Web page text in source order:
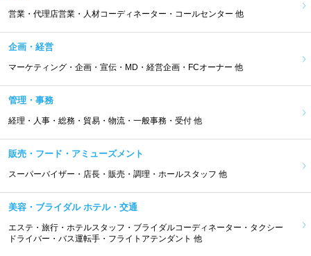
営業・代理店営業・人材コーディネーター・コールセンター 他
企画・経営
マーケティング・企画・宣伝・MD・経営企画・FCオーナー 他
管理・事務
経理・人事・総務・貿易・物流・一般事務・受付 他
販売・フード・アミューズメント
スーパーバイザー・店長・販売・調理・ホールスタッフ 他
美容・ブライダル ホテル・交通
エステ・旅行・ホテルスタッフ・ブライダルコーディネーター・タクシー
ドライバー・バス運転手・フライトアテンダント 他